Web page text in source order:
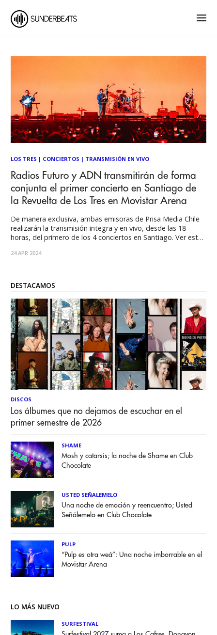
LOS TRES | CONCIERTOS | TRANSMISIÓN EN VIVO
Radios Futuro y ADN transmitirán de forma
conjunta el primer concierto en Santiago de
la Revuelta de Los Tres en Movistar Arena
De manera exclusiva, ambas emisoras de Prisa Media Chile
realizarán la transmisión integra y en vivo, desde las 18
horas, del primero de los 4 conciertos en Santiago. Ver esta
SunderBeats (@sunderbeats) El primer concierto en
24 APR 2024
DESTACAMOS
DISCOS
Los álbumes que no dejamos de escuchar en el
primer semestre de 2026
SHAME
Mosh y catarsis; la noche de Shame en Club
Chocolate
USTED SEÑALEMELO
Una noche de emoción y reencuentro; Usted
Señálemelo en Club Chocolate
PULP
“Pulp es otra weá”: Una noche imborrable en el
Movistar Arena
LO MÁS NUEVO
SURFESTIVAL